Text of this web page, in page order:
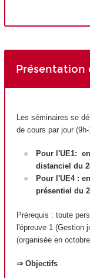
Présentation
Les séminaires se
de cours par jour
Pour l'UE1:
distanciel du
Pour l'UE4 :
présentiel du
Prérequis : toute
l'épreuve 1 (Gestion
(organisée en
⇒ Objectifs